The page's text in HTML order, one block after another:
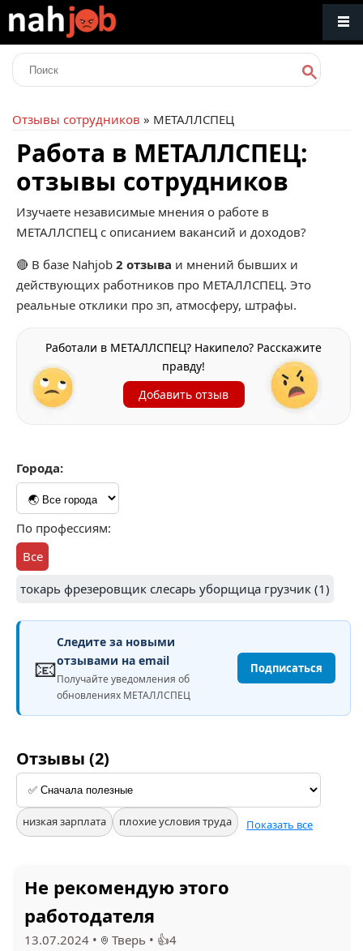
Отзывы сотрудников » МЕТАЛЛСПЕЦ
Работа в МЕТАЛЛСПЕЦ:
отзывы сотрудников
Изучаете независимые мнения о работе в
МЕТАЛЛСПЕЦ с описанием вакансий и доходов?
🔴 В базе Nahjob 2 отзыва и мнений бывших и
действующих работников про МЕТАЛЛСПЕЦ. Это
реальные отклики про зп, атмосферу, штрафы.
Работали в МЕТАЛЛСПЕЦ? Накипело? Расскажите
правду!
Добавить отзыв
Города:
По профессиям:
Все
токарь фрезеровщик слесарь уборщица грузчик (1)
📧
Следите за новыми
отзывами на email
Получайте уведомления об
обновлениях МЕТАЛЛСПЕЦ
Подписаться
Отзывы (2)
низкая зарплата плохие условия труда Показать все
Не рекомендую этого
работодателя
13.07.2024 • Тверь • 👍4